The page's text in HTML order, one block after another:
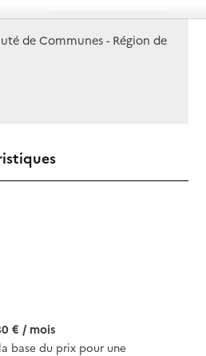
de Communes - Région de
€ / mois
base du prix pour une